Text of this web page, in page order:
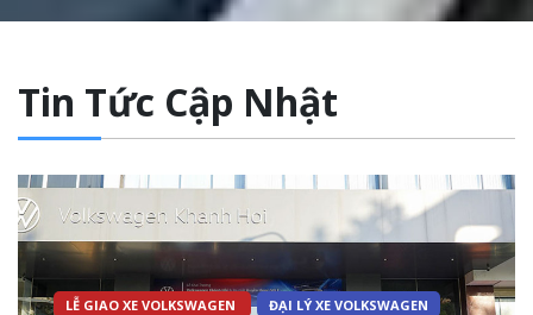
Tin Tức Cập Nhật
LỄ GIAO XE VOLKSWAGEN ĐẠI LÝ XE VOLKSWAGEN